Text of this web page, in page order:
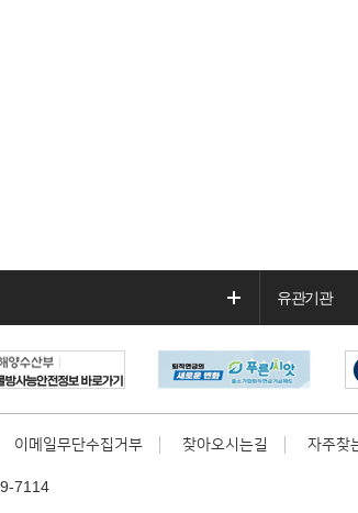
유관기관
이메일무단수집거부 찾아오시는길 자주찾
7114